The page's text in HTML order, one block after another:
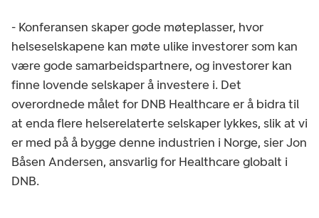
- Konferansen skaper gode møteplasser, hvor
helseselskapene kan møte ulike investorer som kan
være gode samarbeidspartnere, og investorer kan
finne lovende selskaper å investere i. Det
overordnede målet for DNB Healthcare er å bidra til
at enda flere helserelaterte selskaper lykkes, slik at vi
er med på å bygge denne industrien i Norge, sier Jon
Båsen Andersen, ansvarlig for Healthcare globalt i
DNB.